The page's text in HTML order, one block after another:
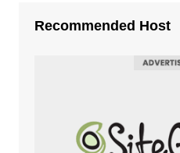
Recommended Host